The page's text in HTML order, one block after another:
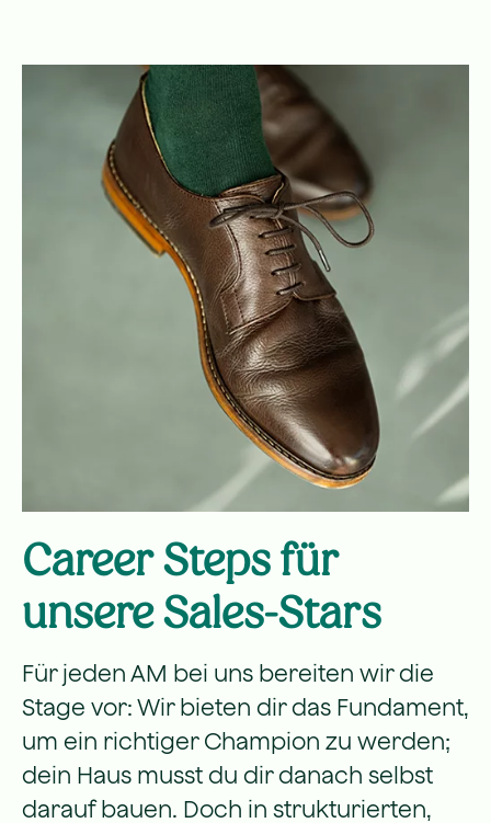
Career Steps für
unsere Sales-Stars
Für jeden AM bei uns bereiten wir die
Stage vor: Wir bieten dir das Fundament,
um ein richtiger Champion zu werden;
dein Haus musst du dir danach selbst
darauf bauen. Doch in strukturierten,